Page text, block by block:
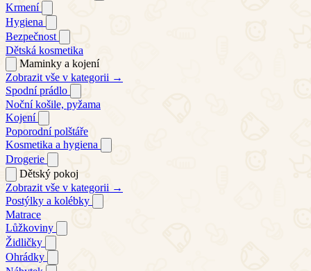
Krmení
Hygiena
Bezpečnost
Dětská kosmetika
Maminky a kojení
Zobrazit vše v kategorii →
Spodní prádlo
Noční košile, pyžama
Kojení
Poporodní polštáře
Kosmetika a hygiena
Drogerie
Dětský pokoj
Zobrazit vše v kategorii →
Postýlky a kolébky
Matrace
Lůžkoviny
Židličky
Ohrádky